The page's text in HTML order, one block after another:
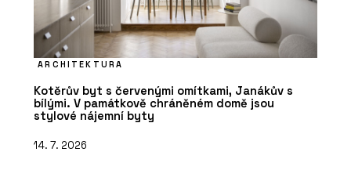
ARCHITEKTURA
Kotěrův byt s červenými omítkami, Janákův s
bílými. V památkově chráněném domě jsou
stylové nájemní byty
14. 7. 2026